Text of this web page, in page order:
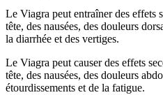
Le Viagra peut entraîner des effets
tête, des nausées, des douleurs
la diarrhée et des vertiges.
Le Viagra peut causer des effets
tête, des nausées, des douleurs
étourdissements et de la fatigue.